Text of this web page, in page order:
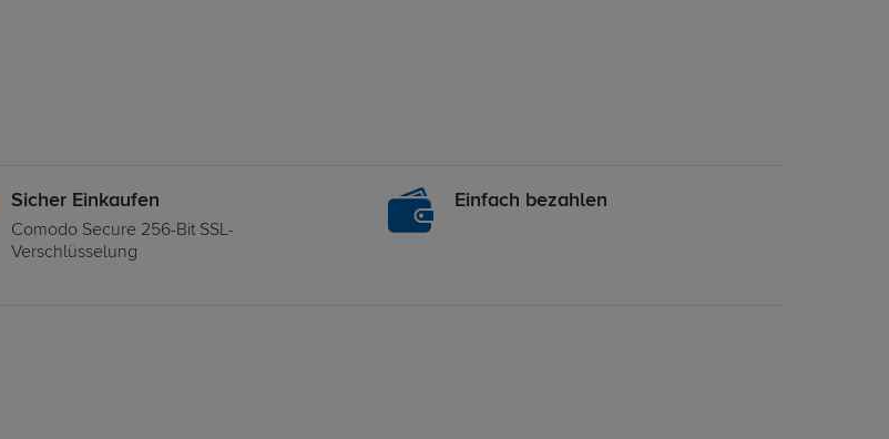
Sicher Einkaufen
Comodo Secure 256-Bit SSL-
Verschlüsselung
Einfach bezahlen